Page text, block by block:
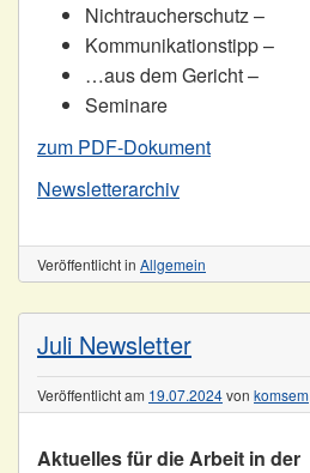
Nichtraucherschutz –
Kommunikationstipp –
…aus dem Gericht –
Seminare
zum PDF-Dokument
Newsletterarchiv
Veröffentlicht in Allgemein
Juli Newsletter
Veröffentlicht am 19.07.2024von komsem
Aktuelles für die Arbeit in der